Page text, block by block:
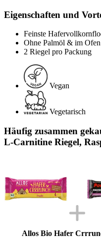
Eigenschaften und
Feinste
Ohne Palmöl & im Ofen
2 Riegel pro Packung
Vegan
Vegetarisch
Häufig zusammen
L-Carnitine Riegel,
Allos Bio Hafer